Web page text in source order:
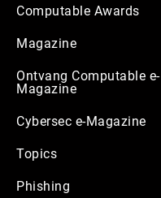
Computable Awards
Magazine
Ontvang Computable e-
Magazine
Cybersec e-Magazine
Topics
Phishing